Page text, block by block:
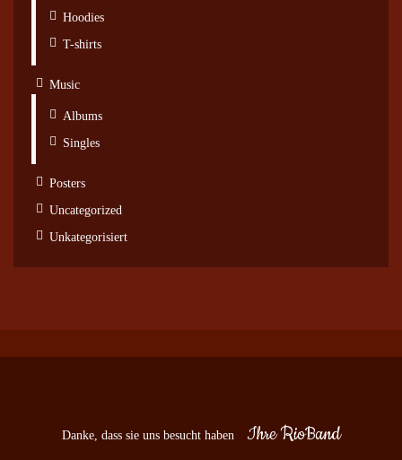
Hoodies
T-shirts
Music
Albums
Singles
Posters
Uncategorized
Unkategorisiert
Danke, dass sie uns besucht haben Ihre RioBand